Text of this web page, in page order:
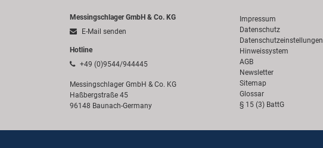
Messingschlager GmbH & Co. KG
E-Mail senden
Hotline
+49 (0)9544/944445
Messingschlager GmbH & Co. KG
Haßbergstraße 45
96148 Baunach-Germany
Impressum
Datenschutz
Datenschutzeinstellungen
Hinweissystem
AGB
Newsletter
Sitemap
Glossar
§ 15 (3) BattG